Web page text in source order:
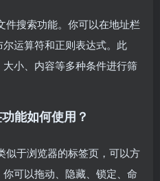
件搜索功能。你可以在地址栏
运算符和正则表达式。此
小、内容等多种条件进行筛
能如何使用？
似于浏览器的标签页，可以方
可以拖动、隐藏、锁定、命